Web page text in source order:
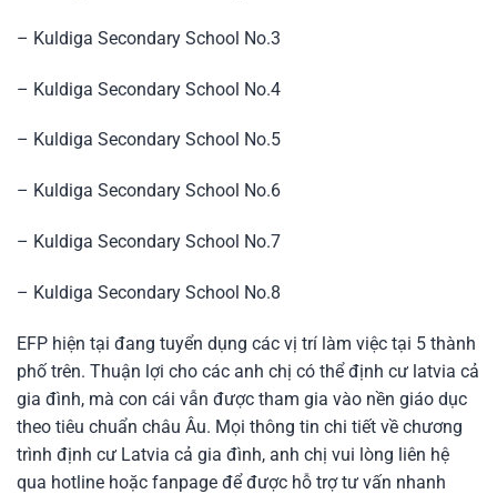
– Kuldiga Secondary School No.3
– Kuldiga Secondary School No.4
– Kuldiga Secondary School No.5
– Kuldiga Secondary School No.6
– Kuldiga Secondary School No.7
– Kuldiga Secondary School No.8
EFP hiện tại đang tuyển dụng các vị trí làm việc tại 5 thành
phố trên. Thuận lợi cho các anh chị có thể định cư latvia cả
gia đình, mà con cái vẫn được tham gia vào nền giáo dục
theo tiêu chuẩn châu Âu. Mọi thông tin chi tiết về chương
trình định cư Latvia cả gia đình, anh chị vui lòng liên hệ
qua hotline hoặc fanpage để được hỗ trợ tư vấn nhanh